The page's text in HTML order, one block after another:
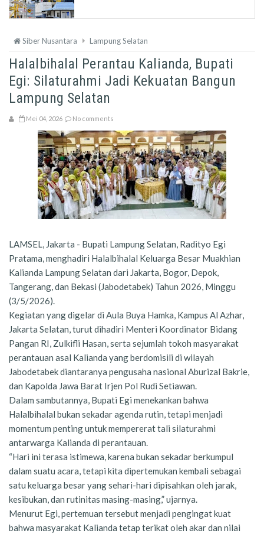
Siber Nusantara Lampung Selatan
Halalbihalal Perantau Kalianda, Bupati
Egi: Silaturahmi Jadi Kekuatan Bangun
Lampung Selatan
Mei 04, 2026 No comments
LAMSEL, Jakarta - Bupati Lampung Selatan, Radityo Egi
Pratama, menghadiri Halalbihalal Keluarga Besar Muakhian
Kalianda Lampung Selatan dari Jakarta, Bogor, Depok,
Tangerang, dan Bekasi (Jabodetabek) Tahun 2026, Minggu
(3/5/2026).
Kegiatan yang digelar di Aula Buya Hamka, Kampus Al Azhar,
Jakarta Selatan, turut dihadiri Menteri Koordinator Bidang
Pangan RI, Zulkifli Hasan, serta sejumlah tokoh masyarakat
perantauan asal Kalianda yang berdomisili di wilayah
Jabodetabek diantaranya pengusaha nasional Aburizal Bakrie,
dan Kapolda Jawa Barat Irjen Pol Rudi Setiawan.
Dalam sambutannya, Bupati Egi menekankan bahwa
Halalbihalal bukan sekadar agenda rutin, tetapi menjadi
momentum penting untuk mempererat tali silaturahmi
antarwarga Kalianda di perantauan.
“Hari ini terasa istimewa, karena bukan sekadar berkumpul
dalam suatu acara, tetapi kita dipertemukan kembali sebagai
satu keluarga besar yang sehari-hari dipisahkan oleh jarak,
kesibukan, dan rutinitas masing-masing,” ujarnya.
Menurut Egi, pertemuan tersebut menjadi pengingat kuat
bahwa masyarakat Kalianda tetap terikat oleh akar dan nilai